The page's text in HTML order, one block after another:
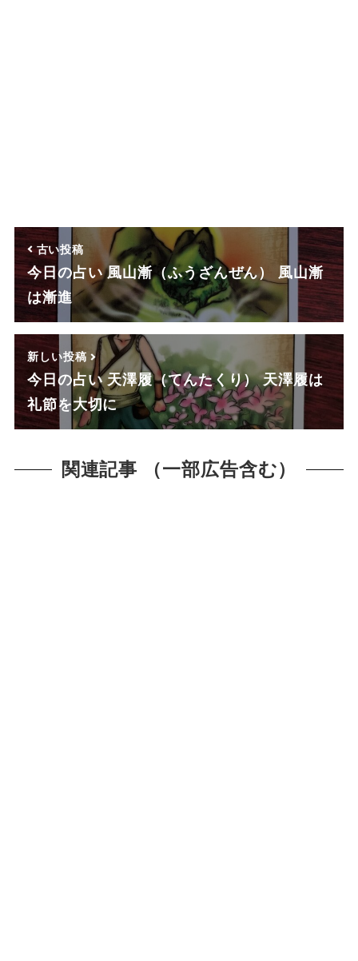
古い投稿
今日の占い 風山漸（ふうざんぜん） 風山漸
は漸進
新しい投稿
今日の占い 天澤履（てんたくり） 天澤履は
礼節を大切に
関連記事 （一部広告含む）